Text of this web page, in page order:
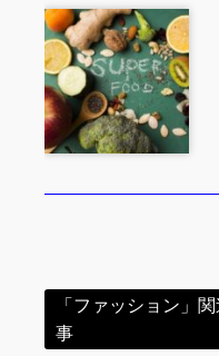
「ファッション」
事